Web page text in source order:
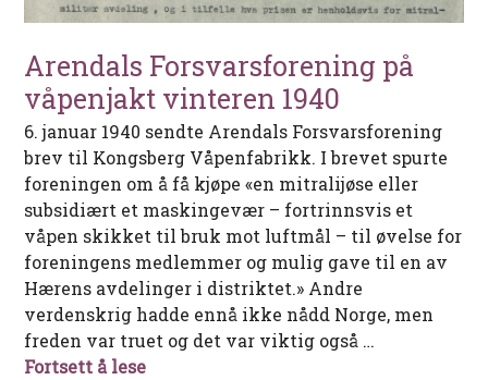
Arendals Forsvarsforening på
våpenjakt vinteren 1940
6. januar 1940 sendte Arendals Forsvarsforening
brev til Kongsberg Våpenfabrikk. I brevet spurte
foreningen om å få kjøpe «en mitralijøse eller
subsidiært et maskingevær – fortrinnsvis et
våpen skikket til bruk mot luftmål – til øvelse for
foreningens medlemmer og mulig gave til en av
Hærens avdelinger i distriktet.» Andre
verdenskrig hadde ennå ikke nådd Norge, men
freden var truet og det var viktig også …
Fortsett å leseArendals Forsvarsforening på